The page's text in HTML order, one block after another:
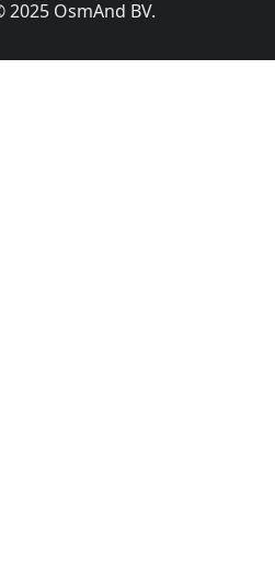
OsmAnd BV.